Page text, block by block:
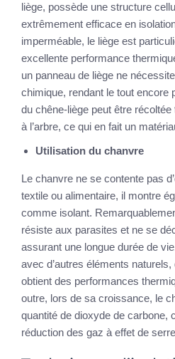
liège, possède une structure
extrêmement efficace en
imperméable, le liège est
excellente performance
un panneau de liège ne
chimique, rendant le tout encore
du chêne-liège peut être
à l’arbre, ce qui en fait un
Utilisation du chanvre
Le chanvre ne se contente pas
textile ou alimentaire, il montre
comme isolant.
résiste aux parasites et ne se
assurant une longue durée de
avec d’autres éléments
obtient des performances
outre, lors de sa croissance, le
quantité de dioxyde de carbone,
réduction des gaz à effet de